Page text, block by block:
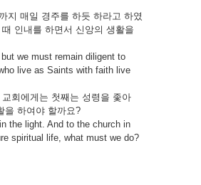
지 매일 경주를 하듯 하라고 하였
인내를 하면서 신앙의 생활을
we must remain diligent to
live as Saints with faith live
회에게는 첫째는 성령을 좇아
을 하여야 할까요?
the light. And to the church in
spiritual life, what must we do?